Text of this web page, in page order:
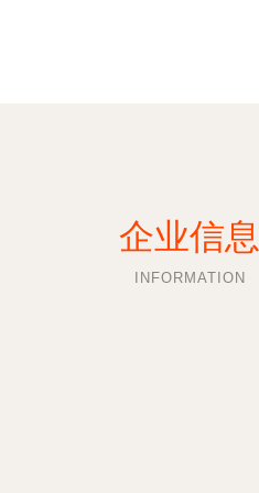
企业信息
INFORMATION